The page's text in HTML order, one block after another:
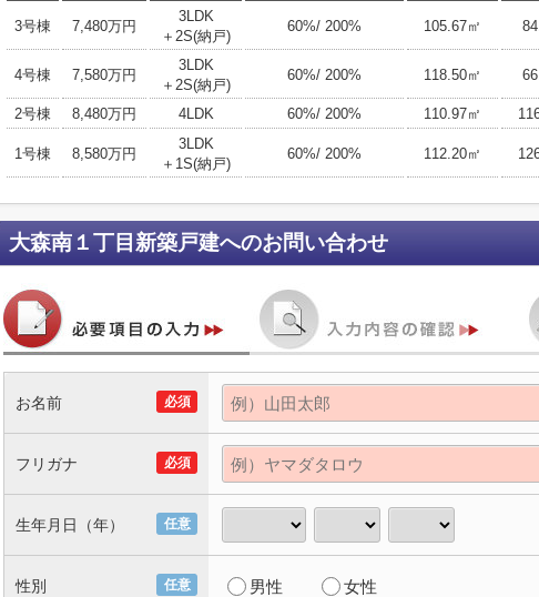
3号棟 7,480万円
3LDK
＋2S(納戸)
60%/ 200% 105.67㎡
4号棟 7,580万円
3LDK
＋2S(納戸)
60%/ 200% 118.50㎡
2号棟 8,480万円 4LDK 60%/ 200% 110.97㎡
1号棟 8,580万円
3LDK
＋1S(納戸)
60%/ 200% 112.20㎡
大森南１丁目新築戸建へのお問い合わせ
必須
お名前
必須
フリガナ
任意
生年月日（年）
任意
性別 男性 女性